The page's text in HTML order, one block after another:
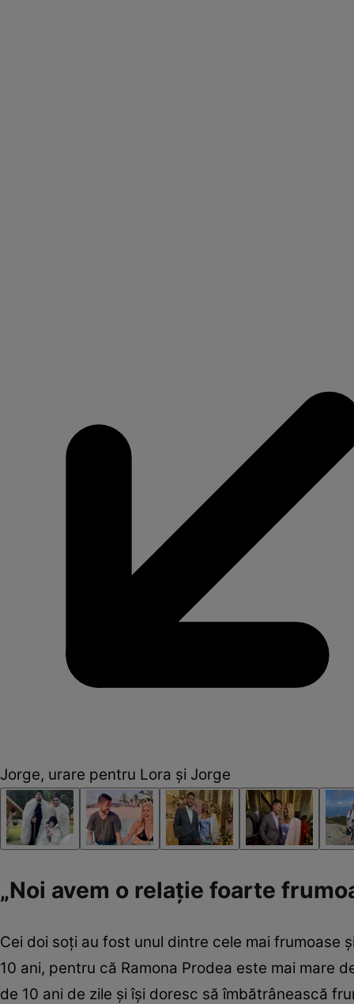
Jorge, urare pentru Lora și Jorge
„Noi avem o relație foarte
Cei doi soți au fost unul dintre cele mai
10 ani, pentru că Ramona Prodea este mai mare
de 10 ani de zile și își doresc să îmbătrânească